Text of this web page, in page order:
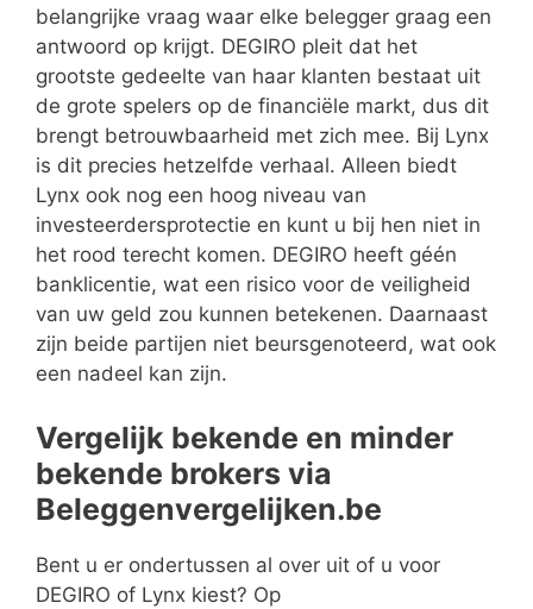
belangrijke vraag waar elke belegger graag een
antwoord op krijgt. DEGIRO pleit dat het
grootste gedeelte van haar klanten bestaat uit
de grote spelers op de financiële markt, dus dit
brengt betrouwbaarheid met zich mee. Bij Lynx
is dit precies hetzelfde verhaal. Alleen biedt
Lynx ook nog een hoog niveau van
investeerdersprotectie en kunt u bij hen niet in
het rood terecht komen. DEGIRO heeft géén
banklicentie, wat een risico voor de veiligheid
van uw geld zou kunnen betekenen. Daarnaast
zijn beide partijen niet beursgenoteerd, wat ook
een nadeel kan zijn.
Vergelijk bekende en minder
bekende brokers via
Beleggenvergelijken.be
Bent u er ondertussen al over uit of u voor
DEGIRO of Lynx kiest? Op